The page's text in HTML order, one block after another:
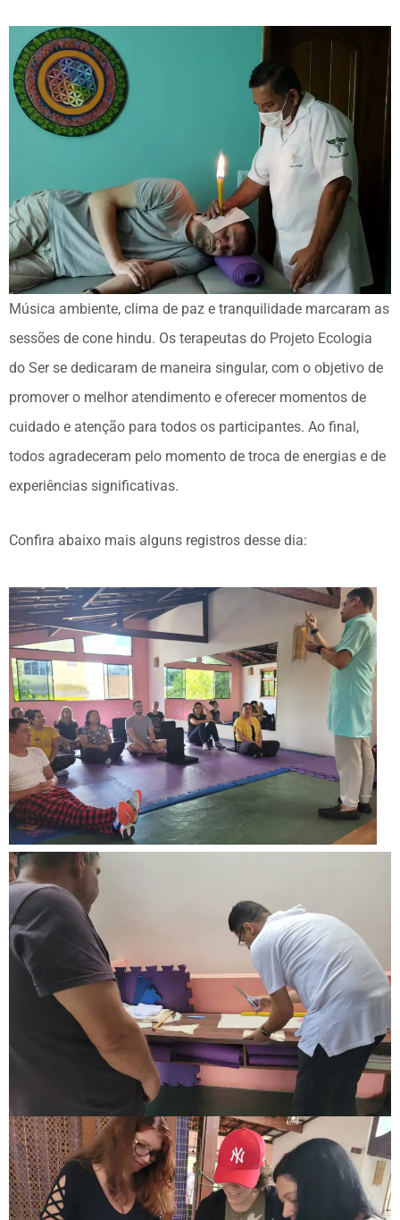
Música ambiente, clima de paz e tranquilidade marcaram as
sessões de cone hindu. Os terapeutas do Projeto Ecologia
do Ser se dedicaram de maneira singular, com o objetivo de
promover o melhor atendimento e oferecer momentos de
cuidado e atenção para todos os participantes. Ao final,
todos agradeceram pelo momento de troca de energias e de
experiências significativas.
Confira abaixo mais alguns registros desse dia: